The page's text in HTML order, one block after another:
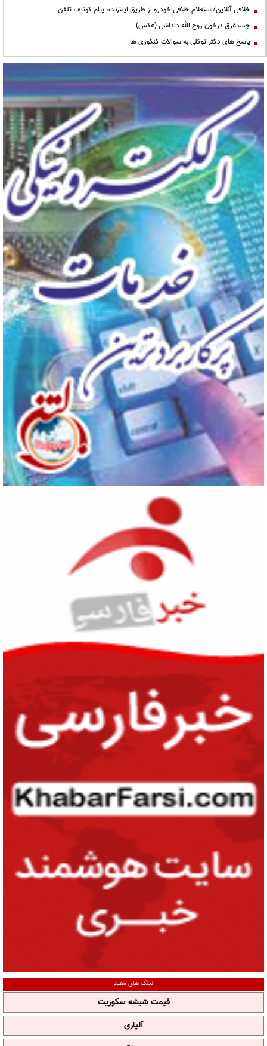
خلافی آنلاین/استعلام خلافی خودرو از طریق اینترنت، پیام کوتاه ، تلفن
جسدغرق درخون روح الله داداشی (عکس)
پاسخ های دکتر توکلی به سوالات کنکوری ها
لینک های مفید
قیمت شیشه سکوریت
آلپاری